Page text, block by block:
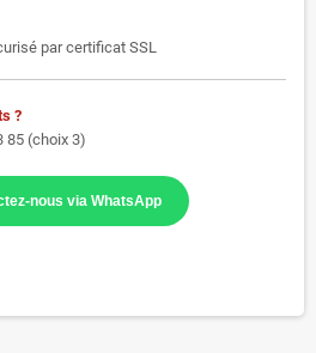
par certificat SSL
?
85 (choix 3)
nous via WhatsApp